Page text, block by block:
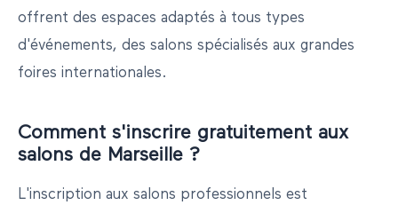
offrent des espaces adaptés à tous types
d'événements, des salons spécialisés aux grandes
foires internationales.
Comment s'inscrire gratuitement aux
salons de Marseille ?
L'inscription aux salons professionnels est